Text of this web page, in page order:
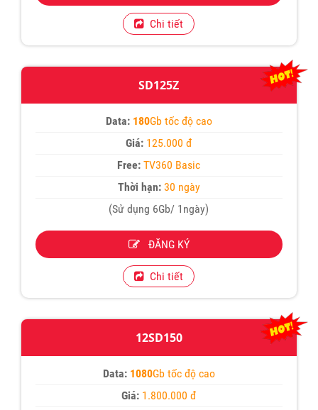
Chi tiết
SD125Z
Data:180Gb tốc độ cao
Giá: 125.000 đ
Free: TV360 Basic
Thời hạn:30 ngày
(Sử dụng 6Gb/ 1ngày)
ĐĂNG KÝ
Chi tiết
12SD150
Data:1080Gb tốc độ cao
Giá: 1.800.000 đ